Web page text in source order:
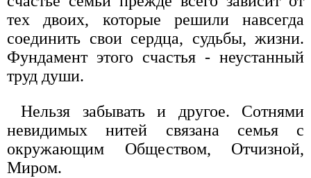
тех двоих, которые решили навсегда
соединить свои сердца, судьбы, жизни.
Фундамент этого счастья - неустанный
труд души.
Нельзя забывать и другое. Сотнями
невидимых нитей связана семья с
окружающим Обществом, Отчизной,
Миром.